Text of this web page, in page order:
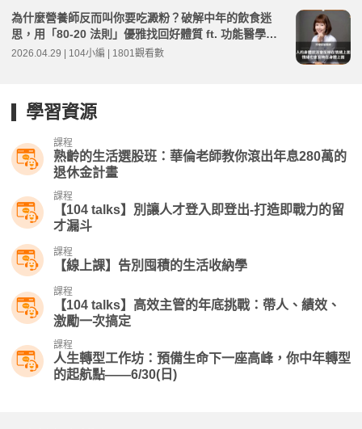
為什麼營養師反而叫你要吃澱粉？破解中年的飲食迷
思，用「80-20 法則」優雅找回好體質 ft. 功能醫學營
養師 何埻安 | 高年級不打烊 x 用 AI 點亮第二人生 EP2
2026.04.29 | 104小編 | 1801觀看數
學習資源
課程
熟齡的生活選股班：華倫老師教你滾出年息280萬的
退休金計畫
課程
【104 talks】別讓人才登入即登出-打造即戰力的留
才漏斗
課程
【線上課】告別囤積的生活收納學
課程
【104 talks】高效主管的年底挑戰：帶人、績效、
激勵一次搞定
課程
人生轉型工作坊：預備生命下一座高峰，你中年轉型
的起航點——6/30(日)